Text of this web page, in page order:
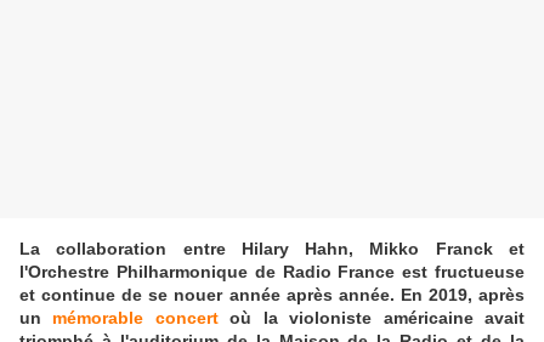
La collaboration entre Hilary Hahn, Mikko Franck et
l'Orchestre Philharmonique de Radio France est fructueuse
et continue de se nouer année après année. En 2019, après
un mémorable concertoù la violoniste américaine avait